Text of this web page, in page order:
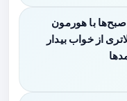
صبح‌ها با هورمون
از خواب بیدار